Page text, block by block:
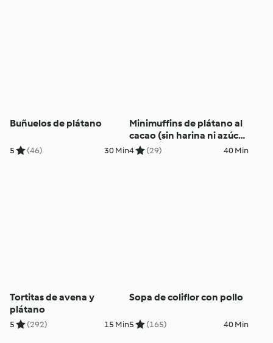
Buñuelos de plátano
5 (46) 30 Min
Minimuffins de plátano al
cacao (sin harina ni azúcar
ni huevo)
4 (29) 40 Min
Tortitas de avena y
plátano
5 (292) 15 Min
Sopa de coliflor con pollo
5 (165) 40 Min